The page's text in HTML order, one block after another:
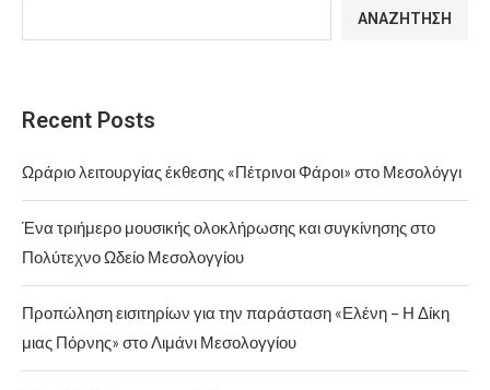
ΑΝΑΖΉΤΗΣΗ
Recent Posts
Ωράριο λειτουργίας έκθεσης «Πέτρινοι Φάροι» στο Μεσολόγγι
Ένα τριήμερο μουσικής ολοκλήρωσης και συγκίνησης στο
Πολύτεχνο Ωδείο Μεσολογγίου
Προπώληση εισιτηρίων για την παράσταση «Ελένη – Η Δίκη
μιας Πόρνης» στο Λιμάνι Μεσολογγίου